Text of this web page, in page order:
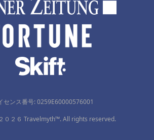
センス番号: 0259Ε60000576001
０２６ Travelmyth™. All rights reserved.